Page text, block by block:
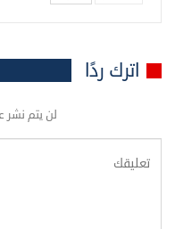
اترك ردًا
لن يتم نشر